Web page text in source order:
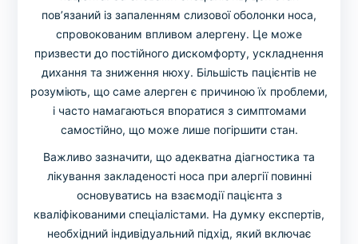
пов’язаний із запаленням слизової оболонки носа,
спровокованим впливом алергену. Це може
призвести до постійного дискомфорту, ускладнення
дихання та зниження нюху. Більшість пацієнтів не
розуміють, що саме алерген є причиною їх проблеми,
і часто намагаються впоратися з симптомами
самостійно, що може лише погіршити стан.
Важливо зазначити, що адекватна діагностика та
лікування закладеності носа при алергії повинні
основуватись на взаємодії пацієнта з
кваліфікованими спеціалістами. На думку експертів,
необхідний індивідуальний підхід, який включає